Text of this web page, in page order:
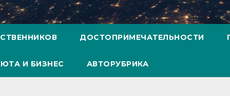
ДОСТОПРИМЕЧАТЕЛЬНОСТИ
И БИЗНЕС АВТОРУБРИКА